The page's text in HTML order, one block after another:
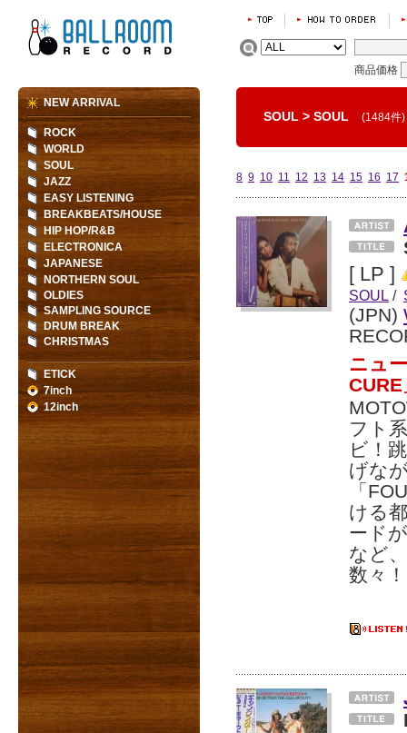
商品価格
SOUL > SOUL (1484件)
8 9 10 11 12 13 14 15 16 17
[ LP ]
SOUL /
(JPN)
ニュ
フト
ビ！
げな
「
ける
ード
など
数々！
NEW ARRIVAL
ROCK
WORLD
SOUL
JAZZ
EASY LISTENING
BREAKBEATS/HOUSE
HIP HOP/R&B
ELECTRONICA
JAPANESE
NORTHERN SOUL
OLDIES
SAMPLING SOURCE
DRUM BREAK
CHRISTMAS
ETICK
7inch
12inch